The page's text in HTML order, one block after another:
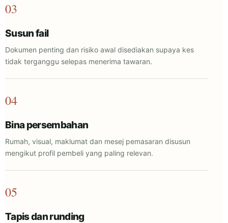
03
Susun fail
Dokumen penting dan risiko awal disediakan supaya kes
tidak terganggu selepas menerima tawaran.
04
Bina persembahan
Rumah, visual, maklumat dan mesej pemasaran disusun
mengikut profil pembeli yang paling relevan.
05
Tapis dan runding